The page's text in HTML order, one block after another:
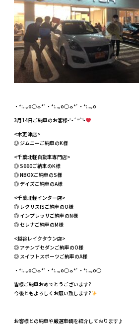
・*:..｡o○☼*ﾟ・*:..｡o○☼*ﾟ・*:..｡o
3月14日ご納車のお客様-⁽ -´꒳`⁾-
<木更津店>
◎ ジムニーご納車のK様
<千葉北軽自動車専門店>
◎ S660ご納車のK様
◎ NBOXご納車のS様
◎ デイズご納車のA様
<千葉北軽インター店>
◎ レクサスISご納車のO様
◎ インプレッサご納車のN様
◎ セレナご納車のM様
<越谷レイクタウン店>
◎ アテンザセダンご納車のO様
◎ スイフトスポーツご納車のA様
・*:..｡o○☼*ﾟ・*:..｡o○☼*ﾟ・*:..｡o○
皆様ご納車おめでとうございます?
今後ともよろしくお願い致します?
お客様との納車や厳選車輌を紹介しております♪